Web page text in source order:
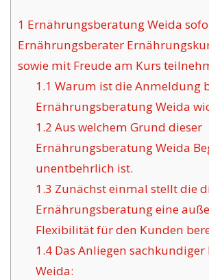
1 Ernährungsberatung Weida
Ernährungsberater
sowie mit Freude am Kurs
1.1 Warum ist die Anmeldung
Ernährungsberatung Weida
1.2 Aus welchem Grund dieser
Ernährungsberatung Weida
unentbehrlich ist.
1.3 Zunächst einmal stellt die
Ernährungsberatung eine
Flexibilität für den Kunden
1.4Das Anliegen sachkundiger
Weida: